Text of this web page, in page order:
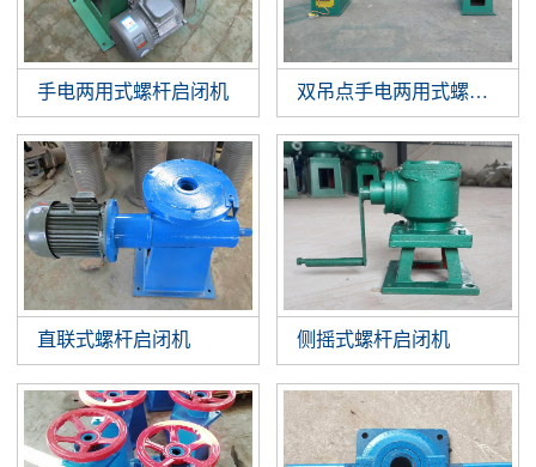
手电两用式螺杆启闭机 双吊点手电两用式螺杆启闭
直联式螺杆启闭机 侧摇式螺杆启闭机